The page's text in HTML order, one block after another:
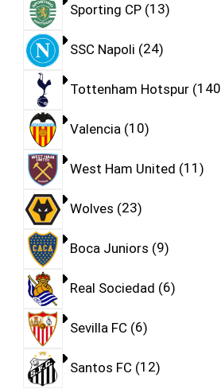
Sporting CP 13
SSC Napoli 24
Tottenham Hotspur 140
Valencia 10
West Ham United 11
Wolves 23
Boca Juniors 9
Real Sociedad 6
Sevilla FC 6
Santos FC 12